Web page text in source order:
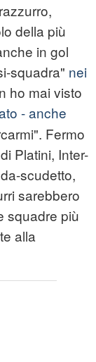
della più
in gol
squadra" nei
ho mai visto
- anche
Fermo
Platini, Inter-
scudetto,
sarebbero
squadre più
alla